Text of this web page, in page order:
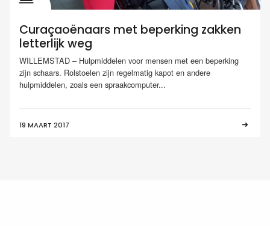
Curaçaoënaars met beperking zakken
letterlijk weg
WILLEMSTAD – Hulpmiddelen voor mensen met een beperking
zijn schaars. Rolstoelen zijn regelmatig kapot en andere
hulpmiddelen, zoals een spraakcomputer...
19 MAART 2017